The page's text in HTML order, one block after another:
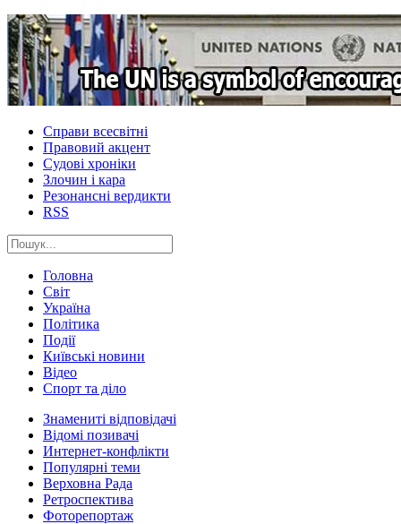
Справи всесвітні
Правовий акцент
Судові хроніки
Злочин і кара
Резонансні вердикти
RSS
Головна
Світ
Україна
Політика
Події
Київські новини
Відео
Спорт та діло
Знамениті відповідачі
Відомі позивачі
Интернет-конфлікти
Популярні теми
Верховна Рада
Ретроспектива
Фоторепортаж